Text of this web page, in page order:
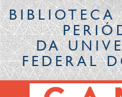
DA
FEDERAL